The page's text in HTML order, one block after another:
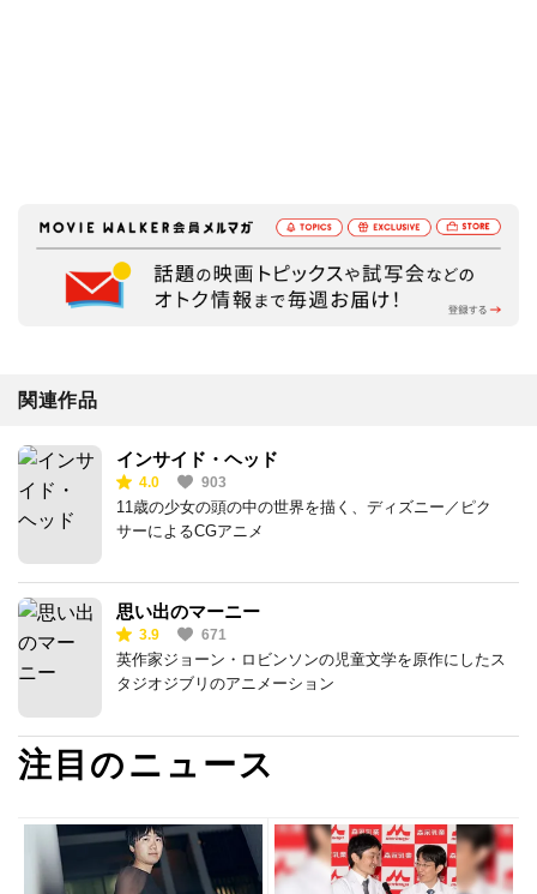
関連作品
インサイド・ヘッド
4.0 903
11歳の少女の頭の中の世界を描く、ディズニー／ピク
サーによるCGアニメ
思い出のマーニー
3.9 671
英作家ジョーン・ロビンソンの児童文学を原作にしたス
タジオジブリのアニメーション
注目のニュース